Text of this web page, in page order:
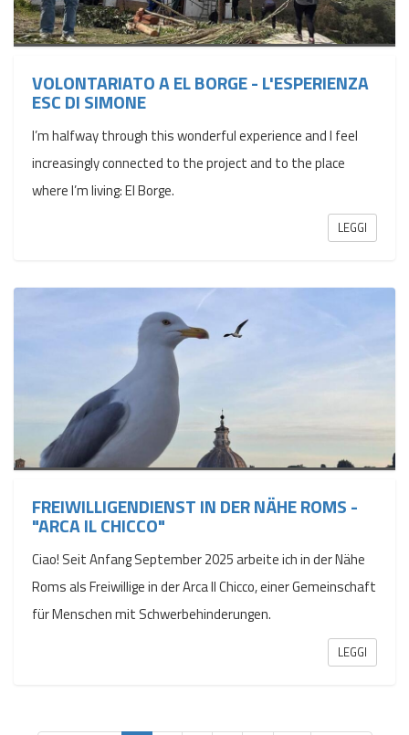
VOLONTARIATO A EL BORGE - L'ESPERIENZA
ESC DI SIMONE
I’m halfway through this wonderful experience and I feel
increasingly connected to the project and to the place
where I’m living: El Borge.
LEGGI
FREIWILLIGENDIENST IN DER NÄHE ROMS -
"ARCA IL CHICCO"
Ciao! Seit Anfang September 2025 arbeite ich in der Nähe
Roms als Freiwillige in der Arca Il Chicco, einer Gemeinschaft
für Menschen mit Schwerbehinderungen.
LEGGI